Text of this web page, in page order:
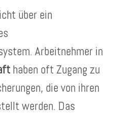
über ein
Arbeitnehmer in
haben oft Zugang zu
die von ihren
werden. Das